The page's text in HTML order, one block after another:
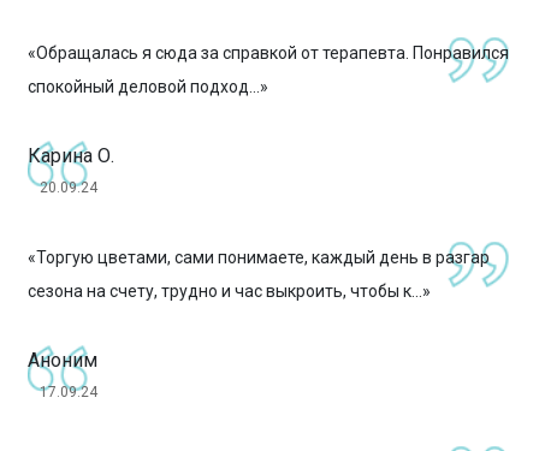
«Обращалась я сюда за справкой от терапевта. Понравился
спокойный деловой подход...»
Карина О.
20.09.24
«Торгую цветами, сами понимаете, каждый день в разгар
сезона на счету, трудно и час выкроить, чтобы к...»
Аноним
17.09.24